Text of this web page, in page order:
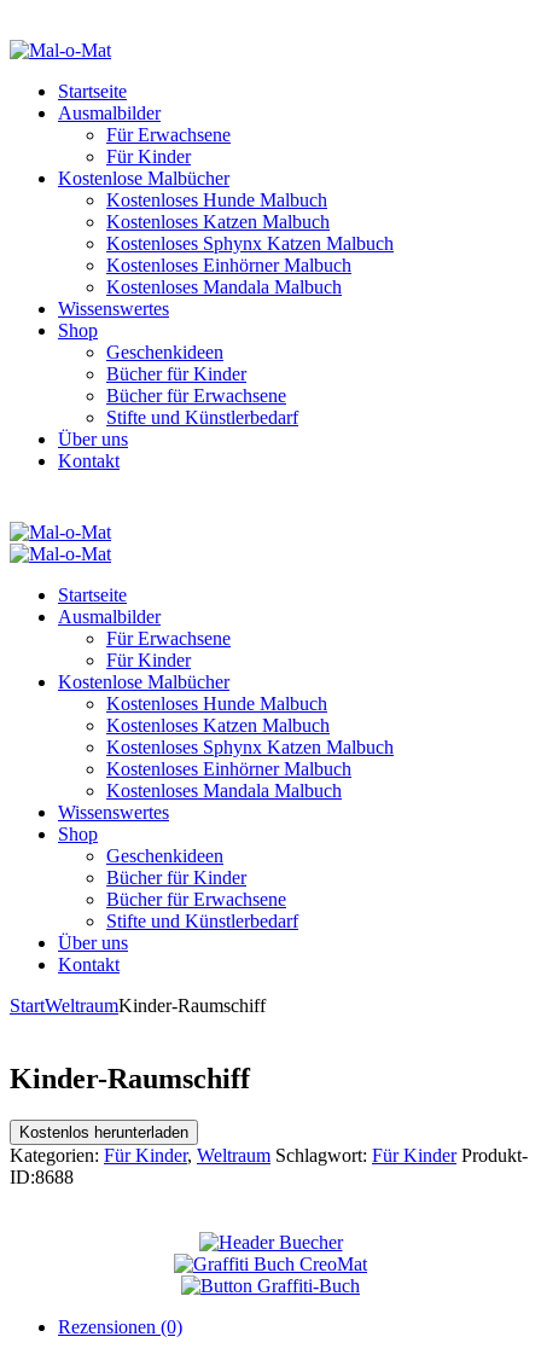
Startseite
Ausmalbilder
Für Erwachsene
Für Kinder
Kostenlose Malbücher
Kostenloses Hunde Malbuch
Kostenloses Katzen Malbuch
Kostenloses Sphynx Katzen Malbuch
Kostenloses Einhörner Malbuch
Kostenloses Mandala Malbuch
Wissenswertes
Shop
Geschenkideen
Bücher für Kinder
Bücher für Erwachsene
Stifte und Künstlerbedarf
Über uns
Kontakt
Startseite
Ausmalbilder
Für Erwachsene
Für Kinder
Kostenlose Malbücher
Kostenloses Hunde Malbuch
Kostenloses Katzen Malbuch
Kostenloses Sphynx Katzen Malbuch
Kostenloses Einhörner Malbuch
Kostenloses Mandala Malbuch
Wissenswertes
Shop
Geschenkideen
Bücher für Kinder
Bücher für Erwachsene
Stifte und Künstlerbedarf
Über uns
Kontakt
StartWeltraumKinder-Raumschiff
Kinder-Raumschiff
Kostenlos herunterladen
Kategorien: Für Kinder, Weltraum Schlagwort: Für Kinder Produkt-
ID:8688
Rezensionen (0)